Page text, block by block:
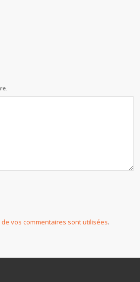
vos commentaires sont utilisées.